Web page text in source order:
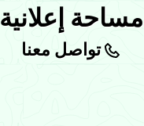
مساحة إعلانية
تواصل معنا